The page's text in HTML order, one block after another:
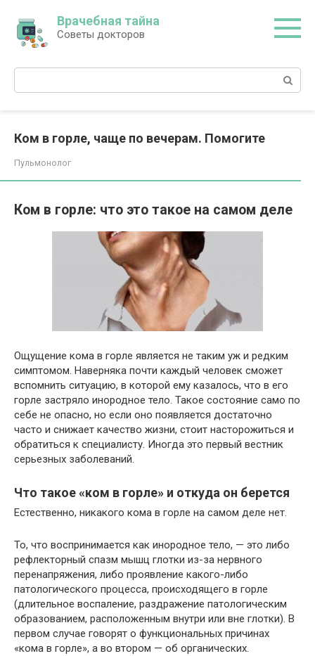
контенту
Врачебная тайна
Советы докторов
Поиск:
Ком в горле, чаще по вечерам. Помогите
Пульмонолог
Ком в горле: что это такое на самом деле
Ощущение кома в горле является не таким уж и редким
симптомом. Наверняка почти каждый человек сможет
вспомнить ситуацию, в которой ему казалось, что в его
горле застряло инородное тело. Такое состояние само по
себе не опасно, но если оно появляется достаточно
часто и снижает качество жизни, стоит насторожиться и
обратиться к специалисту. Иногда это первый вестник
серьезных заболеваний.
Что такое «ком в горле» и откуда он берется
Естественно, никакого кома в горле на самом деле нет.
То, что воспринимается как инородное тело, — это либо
рефлекторный спазм мышц глотки из-за нервного
перенапряжения, либо проявление какого-либо
патологического процесса, происходящего в горле
(длительное воспаление, раздражение патологическим
образованием, расположенным внутри или вне глотки). В
первом случае говорят о функциональных причинах
«кома в горле», а во втором — об органических.